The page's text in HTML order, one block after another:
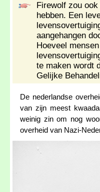
Firewolf zou
hebben. Een
aangehangen
Hoeveel
te maken wordt
Gelijke
De nederlandse
van zijn meest
weinig zin om nog
overheid van Nazi-